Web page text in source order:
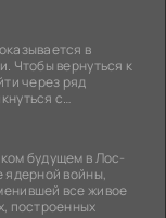
в
Чтобы вернуться к
через ряд
с
будущем в Лос-
ядерной войны,
все живое
построенных